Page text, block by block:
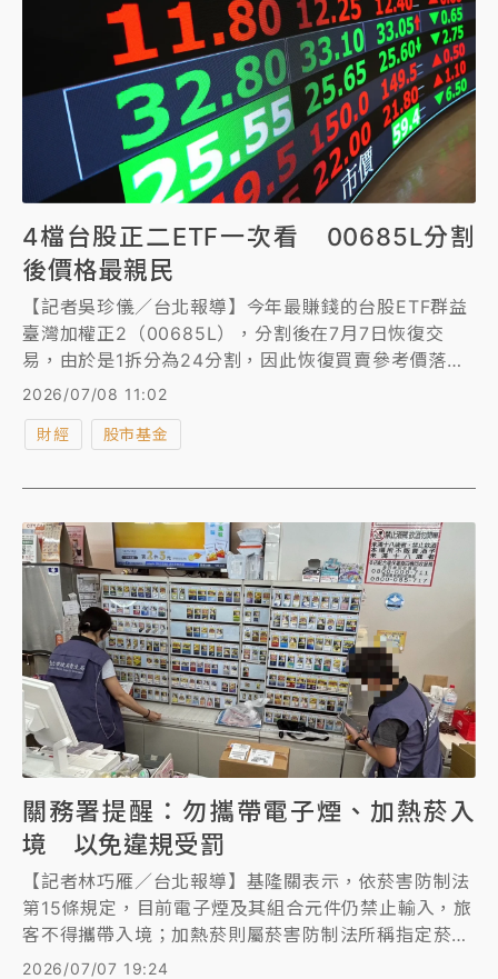
4檔台股正二ETF一次看 00685L分割
後價格最親民
【記者吳珍儀／台北報導】今年最賺錢的台股ETF群益
臺灣加權正2（00685L），分割後在7月7日恢復交
易，由於是1拆分為24分割，因此恢復買賣參考價落在
12.75元，不過7日大盤大跌逾千點，最後00685L收在
12.23元，成為市場上最便宜的台股正二ETF，再從今
日成交量來看，由於00685L分割後價格便宜、流動性
成交人氣王。
2026/07/08 11:02
財經 股市基金
關務署提醒：勿攜帶電子煙、加熱菸入
境 以免違規受罰
【記者林巧雁／台北報導】基隆關表示，依菸害防制法
第15條規定，目前電子煙及其組合元件仍禁止輸入，旅
客不得攜帶入境；加熱菸則屬菸害防制法所稱指定菸
品，須經衛生福利部核定通過健康風險評估審查才能輸
2026/07/07 19:24